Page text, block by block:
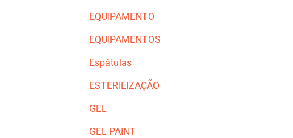
EQUIPAMENTO
EQUIPAMENTOS
Espátulas
ESTERILIZAÇÃO
GEL
GEL PAINT